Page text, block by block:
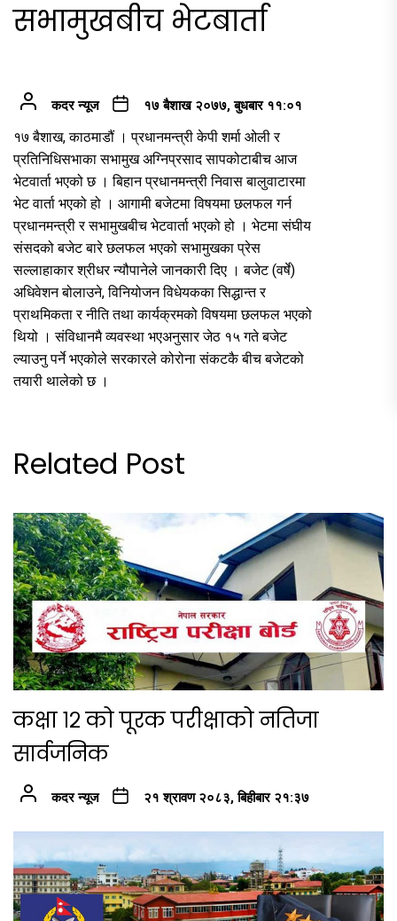
सभामुखबीच भेटबार्ता
कदर न्यूज १७ बैशाख २०७७, बुधबार ११:०१
१७ बैशाख, काठमाडौं । प्रधानमन्त्री केपी शर्मा ओली र
प्रतिनिधिसभाका सभामुख अग्निप्रसाद सापकोटाबीच आज
भेटवार्ता भएको छ । बिहान प्रधानमन्त्री निवास बालुवाटारमा
भेट वार्ता भएको हो । आगामी बजेटमा विषयमा छलफल गर्न
प्रधानमन्त्री र सभामुखबीच भेटवार्ता भएको हो । भेटमा संघीय
संसदको बजेट बारे छलफल भएको सभामुखका प्रेस
सल्लाहाकार श्रीधर न्यौपानेले जानकारी दिए । बजेट (वर्षे)
अधिवेशन बोलाउने, विनियोजन विधेयकका सिद्धान्त र
प्राथमिकता र नीति तथा कार्यक्रमको विषयमा छलफल भएको
थियो । संविधानमै व्यवस्था भएअनुसार जेठ १५ गते बजेट
ल्याउनु पर्ने भएकोले सरकारले कोरोना संकटकै बीच बजेटको
तयारी थालेको छ ।
Related Post
कक्षा १२ को पूरक परीक्षाको नतिजा
सार्वजनिक
कदर न्यूज २१ श्रावण २०८३, बिहीबार २१:३७